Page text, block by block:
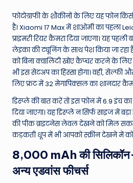
फोटोग्राफी के शौकीनों के लिए यह फोन
है। Xiaomi 17 Max में शाओमी का पहला
प्राइमरी रियर कैमरा दिया जाएगा। यह
लेइका की ट्यूनिंग के साथ पेश किया जा रहा
को बिना क्वालिटी खोए कैप्चर करने के
भी इस सेटअप का हिस्सा होगा। वहीं, सेल्फी
लिए फ्रंट में 32 मेगापिक्सल का शानदार
डिस्प्ले की बात करें तो इस फोन में 6.9 इंच
दिया जाएगा। यह डिस्प्ले न सिर्फ साइज में
की पीक ब्राइटनेस लेवल देखने को मिल
कड़कती धूप में भी आपको स्क्रीन देखने में कोई
8,000 mAh की सिलिकॉन-
अन्य एडवांस फीचर्स